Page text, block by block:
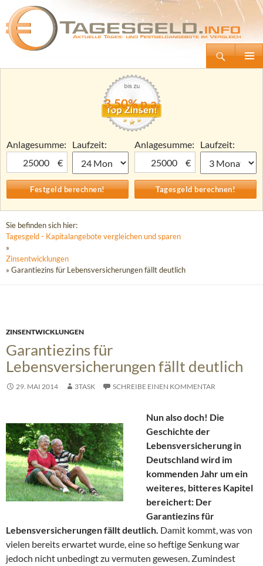
Tagesgeld.info – Tagesgeldkonten vergleichen und Tagesgeld-Zinsen berechnen
Zum
3,50% p.a.
Anlagesumme:
€
Laufzeit:
Anlagesumme:
€
Laufzeit:
Sie befinden sich hier:
Tagesgeld - Kapitalangebote vergleichen und sparen
»
Zinsentwicklungen
» Garantiezins für Lebensversicherungen fällt deutlich
ZINSENTWICKLUNGEN
Garantiezins für
Lebensversicherungen fällt deutlich
29. MAI 2014 3TASK SCHREIBE EINEN KOMMENTAR
Nun also doch! Die
Geschichte der
Lebensversicherung in
Deutschland wird im
kommenden Jahr um ein
weiteres, bitteres Kapitel
bereichert: Der
Garantiezins für
Lebensversicherungen fällt deutlich. Damit kommt, was von
vielen bereits erwartet wurde, eine so heftige Senkung war
jedoch nicht unbedingt zu vermuten gewesen. Zumindest